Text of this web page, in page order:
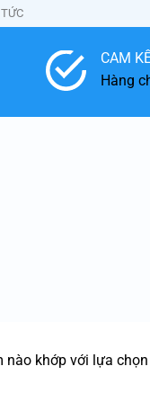
CAM
Hàng
nào khớp với lựa